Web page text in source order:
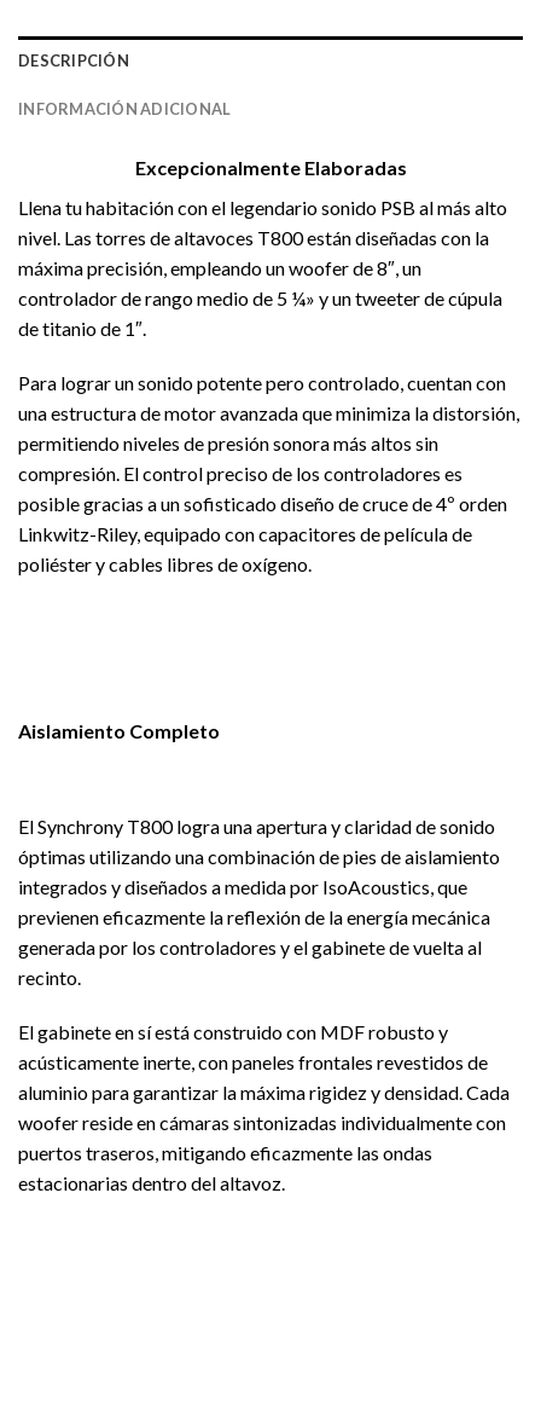
DESCRIPCIÓN
INFORMACIÓN ADICIONAL
Excepcionalmente Elaboradas
Llena tu habitación con el legendario sonido PSB al más alto
nivel. Las torres de altavoces T800 están diseñadas con la
máxima precisión, empleando un woofer de 8″, un
controlador de rango medio de 5 ¼» y un tweeter de cúpula
de titanio de 1″.
Para lograr un sonido potente pero controlado, cuentan con
una estructura de motor avanzada que minimiza la distorsión,
permitiendo niveles de presión sonora más altos sin
compresión. El control preciso de los controladores es
posible gracias a un sofisticado diseño de cruce de 4º orden
Linkwitz-Riley, equipado con capacitores de película de
poliéster y cables libres de oxígeno.
Aislamiento Completo
El Synchrony T800 logra una apertura y claridad de sonido
óptimas utilizando una combinación de pies de aislamiento
integrados y diseñados a medida por IsoAcoustics, que
previenen eficazmente la reflexión de la energía mecánica
generada por los controladores y el gabinete de vuelta al
recinto.
El gabinete en sí está construido con MDF robusto y
acústicamente inerte, con paneles frontales revestidos de
aluminio para garantizar la máxima rigidez y densidad. Cada
woofer reside en cámaras sintonizadas individualmente con
puertos traseros, mitigando eficazmente las ondas
estacionarias dentro del altavoz.